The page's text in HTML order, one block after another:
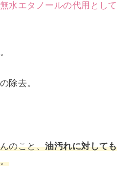
水エタノールの代用として
除去。
のこと、油汚れに対しても